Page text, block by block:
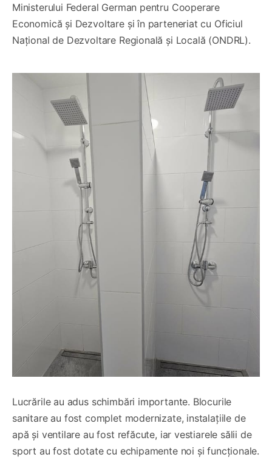
Ministerului Federal German pentru Cooperare
Economică și Dezvoltare și în parteneriat cu Oficiul
Național de Dezvoltare Regională și Locală (ONDRL).
Lucrările au adus schimbări importante. Blocurile
sanitare au fost complet modernizate, instalațiile de
apă și ventilare au fost refăcute, iar vestiarele sălii de
sport au fost dotate cu echipamente noi și funcționale.